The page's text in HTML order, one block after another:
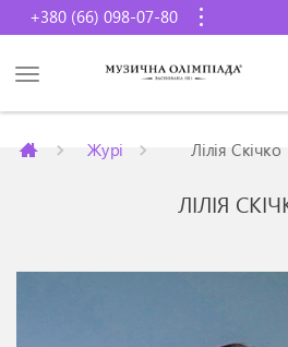
+380 (66) 098-07-80
Журі Лілія Скічко
ЛІЛІЯ